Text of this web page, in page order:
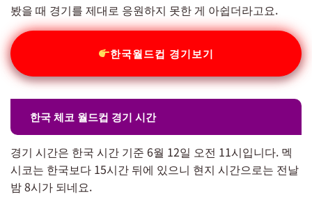
봤을 때 경기를 제대로 응원하지 못한 게 아쉽더라고요.
한국월드컵 경기보기
한국 체코 월드컵 경기 시간
경기 시간은 한국 시간 기준 6월 12일 오전 11시입니다. 멕
시코는 한국보다 15시간 뒤에 있으니 현지 시간으로는 전날
밤 8시가 되네요.